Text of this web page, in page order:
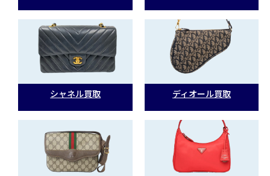
シャネル買取 ディオール買取